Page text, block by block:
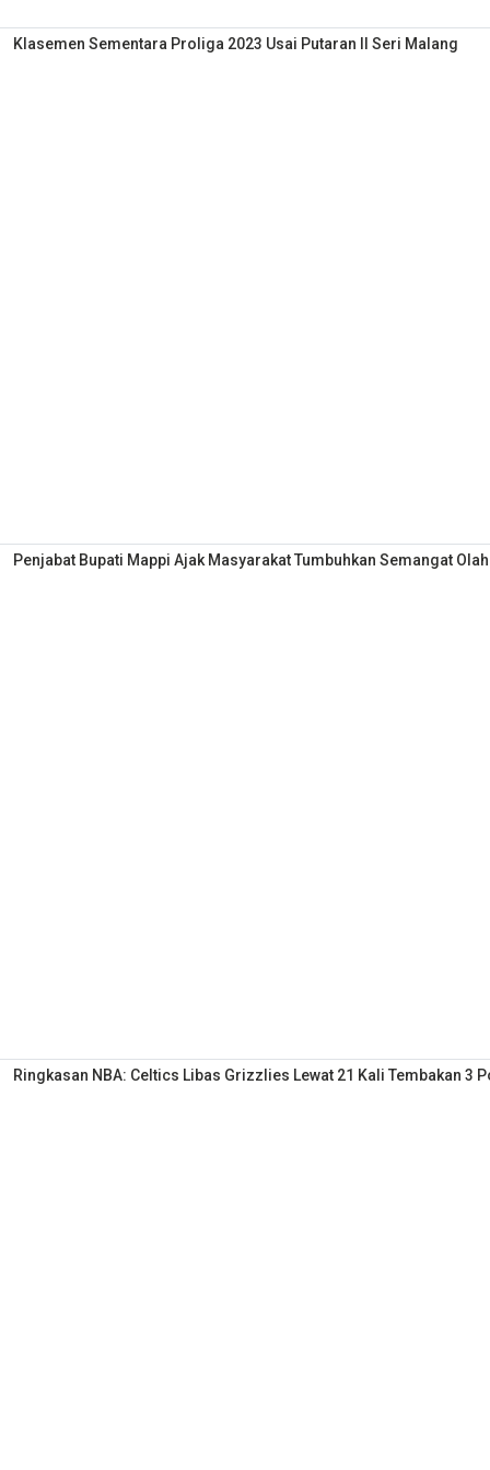
Klasemen Sementara Proliga 2023 Usai Putaran II Seri Malang
Penjabat Bupati Mappi Ajak Masyarakat Tumbuhkan Semangat
Ringkasan NBA: Celtics Libas Grizzlies Lewat 21 Kali Tembakan 3